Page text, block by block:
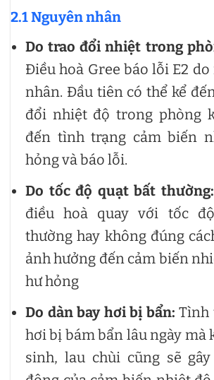
2.1 Nguyên nhân
Do trao đổi nhiệt trong
Điều hoà Gree báo lỗi E2
nhân. Đầu tiên có thể kể
đổi nhiệt độ trong phòng
đến tình trạng cảm biến
hỏng và báo lỗi.
Do tốc độ quạt bất thường:
điều hoà quay với tốc
thường hay không đúng
ảnh hưởng đến cảm biến
hư hỏng
Do dàn bay hơi bị bẩn:Tình
hơi bị bám bẩn lâu ngày mà
sinh, lau chùi cũng sẽ